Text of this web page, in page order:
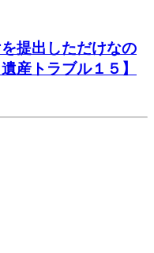
提出しただけなの
産トラブル１５】